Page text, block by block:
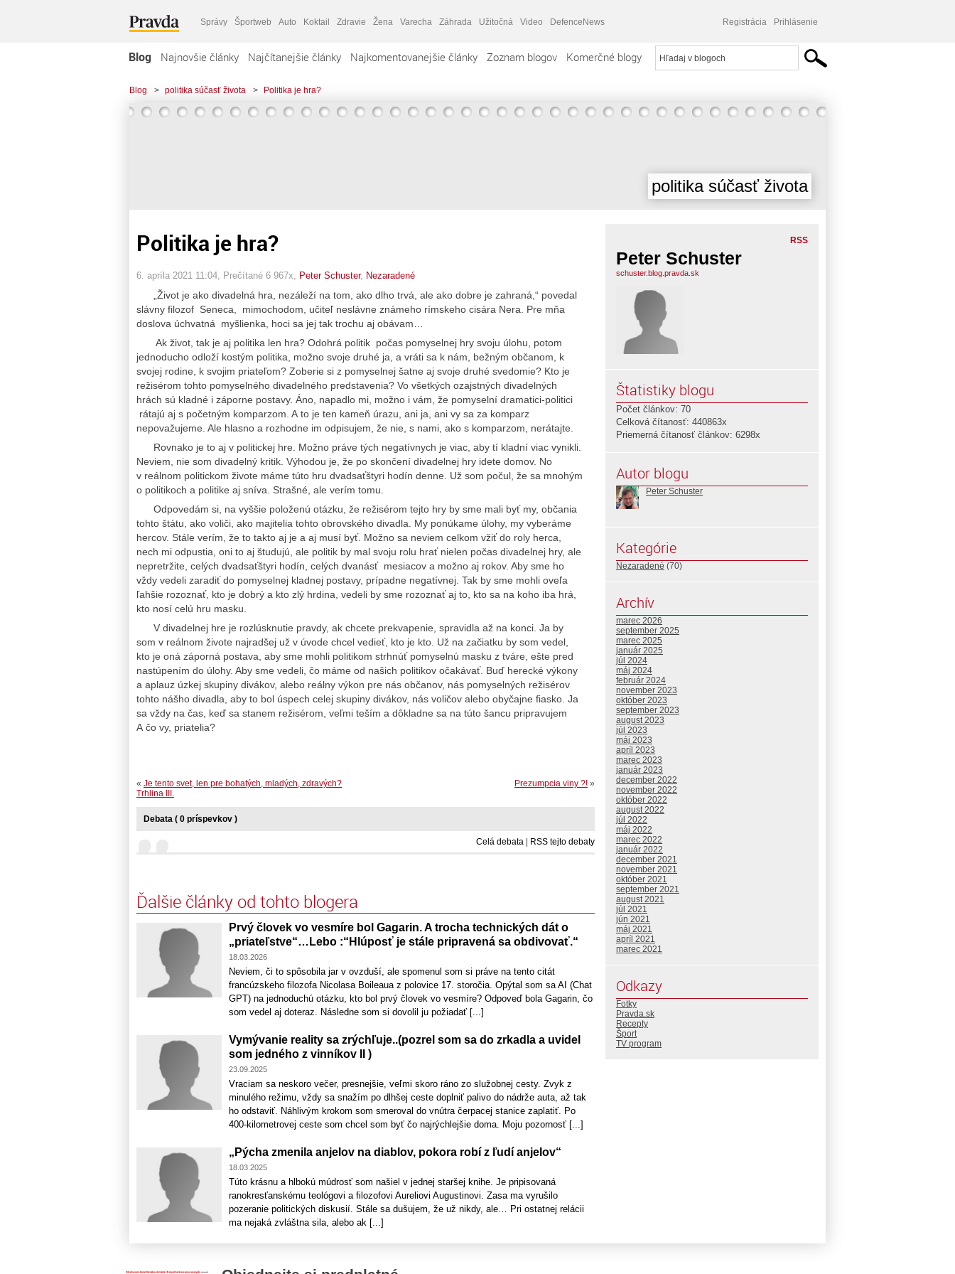
Správy Športweb Auto Koktail Zdravie Žena Varecha Záhrada Užitočná Video DefenceNews Registrácia Prihlásenie
Blog Najnovšie články Najčítanejšie články Najkomentovanejšie články Zoznam blogov Komerčné blogy
Blog > politika súčasť života > Politika je hra?
politika súčasť života
Politika je hra?
6. apríla 2021 11:04 , Prečítané 6 967x, Peter Schuster, Nezaradené
„Život je ako divadelná hra, nezáleží na tom, ako dlho trvá, ale ako dobre je zahraná,“ povedal
slávny filozof Seneca, mimochodom, učiteľ neslávne známeho rímskeho cisára Nera. Pre mňa
doslova úchvatná myšlienka, hoci sa jej tak trochu aj obávam…
Ak život, tak je aj politika len hra? Odohrá politik počas pomyselnej hry svoju úlohu, potom
jednoducho odloží kostým politika, možno svoje druhé ja, a vráti sa k nám, bežným občanom, k
svojej rodine, k svojim priateľom? Zoberie si z pomyselnej šatne aj svoje druhé svedomie? Kto je
režisérom tohto pomyselného divadelného predstavenia? Vo všetkých ozajstných divadelných
hrách sú kladné i záporne postavy. Áno, napadlo mi, možno i vám, že pomyselní dramatici-politici
rátajú aj s početným komparzom. A to je ten kameň úrazu, ani ja, ani vy sa za komparz
nepovažujeme. Ale hlasno a rozhodne im odpisujem, že nie, s nami, ako s komparzom, nerátajte.
Rovnako je to aj v politickej hre. Možno práve tých negatívnych je viac, aby tí kladní viac vynikli.
Neviem, nie som divadelný kritik. Výhodou je, že po skončení divadelnej hry idete domov. No
v reálnom politickom živote máme túto hru dvadsaťštyri hodín denne. Už som počul, že sa mnohým
o politikoch a politike aj sníva. Strašné, ale verím tomu.
Odpovedám si, na vyššie položenú otázku, že režisérom tejto hry by sme mali byť my, občania
tohto štátu, ako voliči, ako majitelia tohto obrovského divadla. My ponúkame úlohy, my vyberáme
hercov. Stále verím, že to takto aj je a aj musí byť. Možno sa neviem celkom vžiť do roly herca,
nech mi odpustia, oni to aj študujú, ale politik by mal svoju rolu hrať nielen počas divadelnej hry, ale
nepretržite, celých dvadsaťštyri hodín, celých dvanásť mesiacov a možno aj rokov. Aby sme ho
vždy vedeli zaradiť do pomyselnej kladnej postavy, prípadne negatívnej. Tak by sme mohli oveľa
ľahšie rozoznať, kto je dobrý a kto zlý hrdina, vedeli by sme rozoznať aj to, kto sa na koho iba hrá,
kto nosí celú hru masku.
V divadelnej hre je rozlúsknutie pravdy, ak chcete prekvapenie, spravidla až na konci. Ja by
som v reálnom živote najradšej už v úvode chcel vedieť, kto je kto. Už na začiatku by som vedel,
kto je oná záporná postava, aby sme mohli politikom strhnúť pomyselnú masku z tváre, ešte pred
nastúpením do úlohy. Aby sme vedeli, čo máme od našich politikov očakávať. Buď herecké výkony
a aplauz úzkej skupiny divákov, alebo reálny výkon pre nás občanov, nás pomyselných režisérov
tohto nášho divadla, aby to bol úspech celej skupiny divákov, nás voličov alebo obyčajne fiasko. Ja
sa vždy na čas, keď sa stanem režisérom, veľmi teším a dôkladne sa na túto šancu pripravujem
A čo vy, priatelia?
Prezumpcia viny ?! »
« Je tento svet, len pre bohatých, mladých, zdravých?
Trhlina III.
Debata ( 0 príspevkov )
Celá debata RSS tejto debaty
Ďalšie články od tohto blogera
Prvý človek vo vesmíre bol Gagarin. A trocha technických dát o
„priateľstve“…Lebo :“Hlúposť je stále pripravená sa obdivovať.“
18.03.2026
Neviem, či to spôsobila jar v ovzduší, ale spomenul som si práve na tento citát
francúzskeho filozofa Nicolasa Boileaua z polovice 17. storočia. Opýtal som sa AI (Chat
GPT) na jednoduchú otázku, kto bol prvý človek vo vesmíre? Odpoveď bola Gagarin, čo
som vedel aj doteraz. Následne som si dovolil ju požiadať [...]
Vymývanie reality sa zrýchľuje..(pozrel som sa do zrkadla a uvidel
som jedného z vinníkov II )
23.09.2025
Vraciam sa neskoro večer, presnejšie, veľmi skoro ráno zo služobnej cesty. Zvyk z
minulého režimu, vždy sa snažím po dlhšej ceste doplniť palivo do nádrže auta, až tak
ho odstaviť. Náhlivým krokom som smeroval do vnútra čerpacej stanice zaplatiť. Po
400-kilometrovej ceste som chcel som byť čo najrýchlejšie doma. Moju pozornosť [...]
„Pýcha zmenila anjelov na diablov, pokora robí z ľudí anjelov“
18.03.2025
Túto krásnu a hlbokú múdrosť som našiel v jednej staršej knihe. Je pripisovaná
ranokresťanskému teológovi a filozofovi Aureliovi Augustinovi. Zasa ma vyrušilo
pozeranie politických diskusií. Stále sa dušujem, že už nikdy, ale… Pri ostatnej relácii
ma nejaká zvláštna sila, alebo ak [...]
RSS
Peter Schuster
schuster.blog.pravda.sk
Štatistiky blogu
Počet článkov: 70
Celková čítanosť: 440863x
Priemerná čítanosť článkov: 6298x
Autor blogu
Peter Schuster
Kategórie
Nezaradené (70)
Archív
marec 2026
september 2025
marec 2025
január 2025
júl 2024
máj 2024
február 2024
november 2023
október 2023
september 2023
august 2023
júl 2023
máj 2023
apríl 2023
marec 2023
január 2023
december 2022
november 2022
október 2022
august 2022
júl 2022
máj 2022
marec 2022
január 2022
december 2021
november 2021
október 2021
september 2021
august 2021
júl 2021
jún 2021
máj 2021
apríl 2021
marec 2021
Odkazy
Fotky
Pravda.sk
Recepty
Šport
TV program